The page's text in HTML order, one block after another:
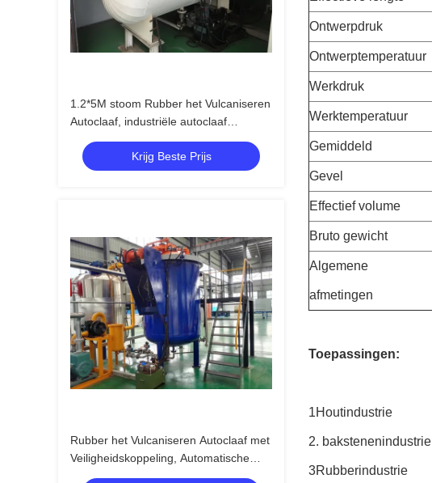
1.2*5M stoom Rubber het Vulcaniseren
Autoclaaf, industriële autoclaaf
hydraulische druk
Krijg Beste Prijs
Rubber het Vulcaniseren Autoclaaf met
Veiligheidskoppeling, Automatische
Controledruk Op hoge temperatuur en
Ontwerpdruk
Ontwerptemperatuur
Werkdruk
Werktemperatuur
Gemiddeld
Gevel
Effectief volume
Bruto gewicht
Algemene
afmetingen
Toepassingen:
1Houtindustrie
2. bakstenenindustrie
3Rubberindustrie